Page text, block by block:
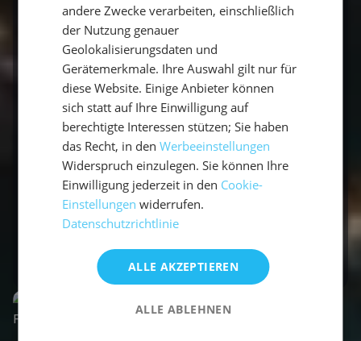
neue Entscheidungen – von der Wahl
des Ankerplatzes bis hin zum längeren
Verweilen in einer idyllischen Bucht.
Diese Freiheit fördert die
Verbundenheit mit der Natur und
erlaubt es, vom Alltag abzuschalten
und die Einfachheit des Lebens zu
genießen. Ein perfekter Mix aus
Abenteuer und Erholung.
Verfügbarkeit
andere Zwecke verarbeiten, einschließlich
der Nutzung genauer
Geolokalisierungsdaten und
Gerätemerkmale. Ihre Auswahl gilt nur für
diese Website. Einige Anbieter können
sich statt auf Ihre Einwilligung auf
berechtigte Interessen stützen; Sie haben
das Recht, in denWerbeeinstellungen
Widerspruch einzulegen. Sie können Ihre
Einwilligung jederzeit in den Cookie-
Einstellungen widerrufen.
Datenschutzrichtlinie
ALLE AKZEPTIEREN
ALLE ABLEHNEN